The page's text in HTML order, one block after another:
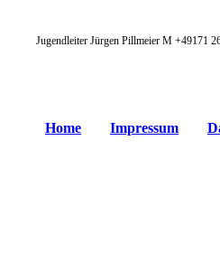
Jugendleiter Jürgen Pillmeier M +49171
Home Impressum